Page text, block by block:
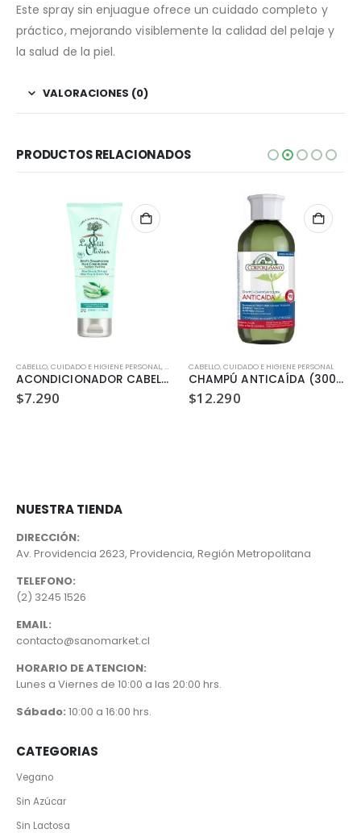
Este spray sin enjuague ofrece un cuidado completo y
práctico, mejorando visiblemente la calidad del pelaje y
la salud de la piel.
VALORACIONES (0)
PRODUCTOS RELACIONADOS
CABELLO,CUIDADO E HIGIENE PERSONAL,VEGANO
ACONDICIONADOR CABELLO MIXTO A GRASO LE PETIT OLIVIER
$7.290
CABELLO,CUIDADO E HIGIENE PERSONAL
CHAMPÚ ANTICAÍDA (300 ML)
$12.290
NUESTRA TIENDA
DIRECCIÓN:
Av. Providencia 2623, Providencia, Región Metropolitana
TELEFONO:
(2) 3245 1526
EMAIL:
contacto@sanomarket.cl
HORARIO DE ATENCION:
Lunes a Viernes de 10:00 a las 20:00 hrs.
Sábado: 10:00 a 16:00 hrs.
CATEGORIAS
Vegano
Sin Azúcar
Sin Lactosa